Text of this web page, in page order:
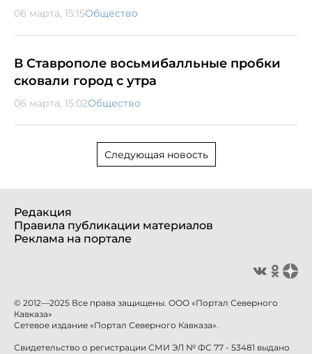
06 марта, 15:15Общество
В Ставрополе восьмибалльные пробки
сковали город с утра
06 марта, 15:02Общество
Следующая новость
Редакция
Правила публикации материалов
Реклама на портале
© 2012—2025 Все права защищены. ООО «Портал Северного
Кавказа»
Сетевое издание «Портал Северного Кавказа».
Свидетельство о регистрации СМИ ЭЛ № ФС 77 - 53481 выдано